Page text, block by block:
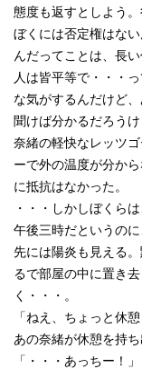
態度も返すとしよう
ぼくには否定権はな
んだってことは、長
人は皆平等で・・・
な気がするんだけど
聞けば分かるだろう
奈緒の軽快なレッツ
ーで外の温度が分か
に抵抗はなかった。
・・・しかしぼくら
午後三時だというの
先には陽炎も見える
るで部屋の中に置き
く・・・。
「ねえ、ちょっと休憩
あの奈緒が休憩を持
「・・・あっちー！」